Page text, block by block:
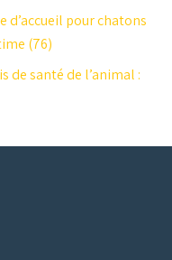
d’accueil pour chatons
(76)
de santé de l’animal :